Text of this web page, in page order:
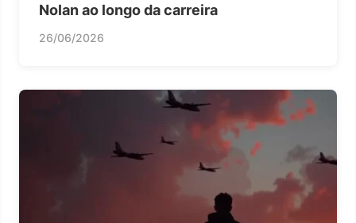
Nolan ao longo da carreira
26/06/2026